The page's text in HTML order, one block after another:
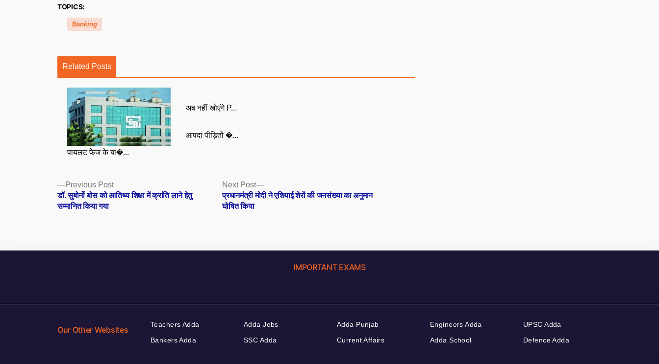
TOPICS:
Banking
Related Posts
पायलट फेज के बा�...
अब नहीं खोएंगे P...
आपदा पीड़ितों �...
Posts
navigation
Previous PostPrevious
post:
डॉ. सुबोर्नो बोस को आतिथ्य शिक्षा में क्रांति लाने हेतु
सम्मानित किया गया
Next Post
Next
post:
प्रधानमंत्री मोदी ने एशियाई शेरों की जनसंख्या का अनुमान
घोषित किया
IMPORTANT EXAMS
Our Other Websites
Teachers Adda
Bankers Adda
Adda Jobs
SSC Adda
Adda Punjab
Current Affairs
Engineers Adda
Adda School
UPSC Adda
Defence Adda